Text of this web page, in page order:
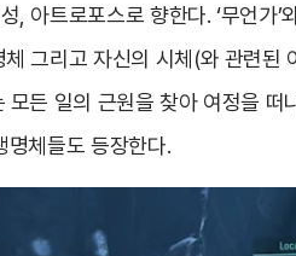
아트로포스로 향한다. ‘무언가’
그리고 자신의 시체(와 관련된
든 일의 근원을 찾아 여정을 떠
명체들도 등장한다.